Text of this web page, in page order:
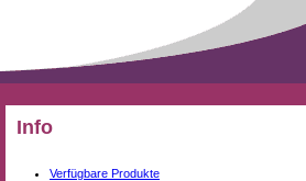
Info
Verfügbare Produkte